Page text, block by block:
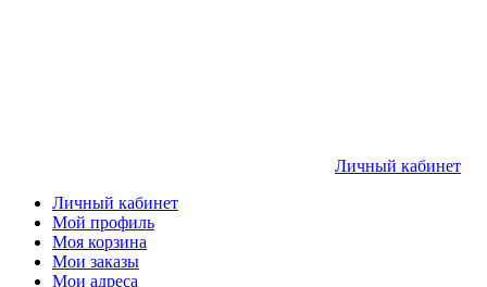
Личный кабинет
Личный кабинет
Мой профиль
Моя корзина
Мои заказы
Мои адреса